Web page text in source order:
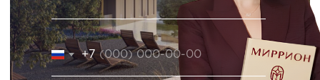
+7